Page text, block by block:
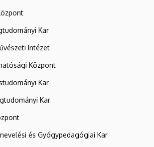
Kar
Intézet
Központ
Kar
Kar
és Gyógypedagógiai Kar